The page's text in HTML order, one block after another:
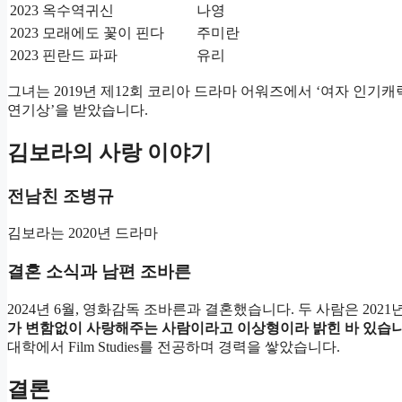
2023 옥수역귀신
나영
2023 모래에도 꽃이 핀다
주미란
2023 핀란드 파파 유리
그녀는 2019년 제12회 코리아 드라마 어워즈에서 ‘여자 인기
연기상’을 받았습니다.
김보라의 사랑 이야기
전남친 조병규
김보라는 2020년 드라마
결혼 소식과 남편 조바른
2024년 6월, 영화감독 조바른과 결혼했습니다. 두 사람은
가 변함없이 사랑해주는 사람이라고 이상형이라 밝힌 바 있습
대학에서 Film Studies를 전공하며 경력을 쌓았습니다.
결론